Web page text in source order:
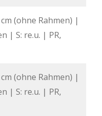
(ohne Rahmen) |
| S: re.u. | PR,
(ohne Rahmen) |
| S: re.u. | PR,